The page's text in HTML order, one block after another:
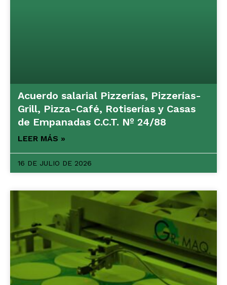
Acuerdo salarial Pizzerías, Pizzerías-
Grill, Pizza-Café, Rotiserías y Casas
de Empanadas C.C.T. Nº 24/88
LEER MÁS »
16 DE JULIO DE 2026